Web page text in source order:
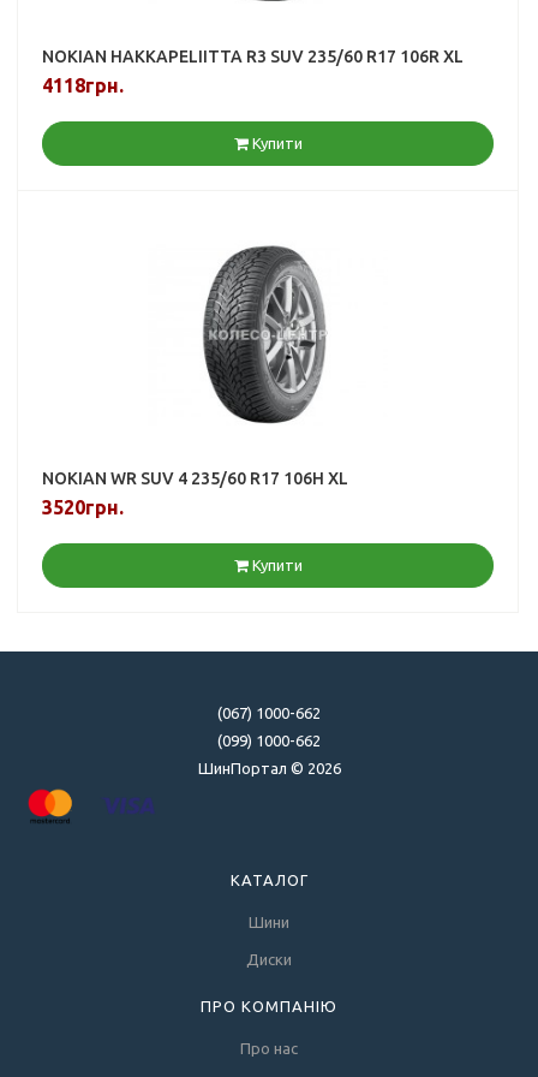
NOKIAN HAKKAPELIITTA R3 SUV 235/60 R17 106R XL
4118грн.
Купити
NOKIAN WR SUV 4 235/60 R17 106H XL
3520грн.
Купити
(067) 1000-662
(099) 1000-662
ШинПортал © 2026
КАТАЛОГ
Шини
Диски
ПРО КОМПАНІЮ
Про нас